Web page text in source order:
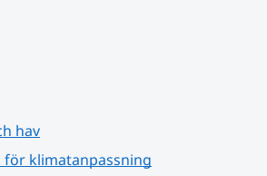
hav
klimatanpassning